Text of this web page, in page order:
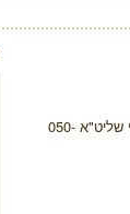
הרב מאיר אשר לוגסי שליט"א 050-